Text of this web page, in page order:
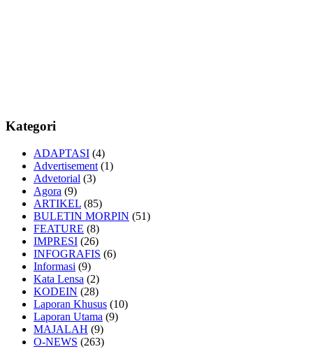
Kategori
ADAPTASI (4)
Advertisement (1)
Advetorial (3)
Agora (9)
ARTIKEL (85)
BULETIN MORPIN (51)
FEATURE (8)
IMPRESI (26)
INFOGRAFIS (6)
Informasi (9)
Kata Lensa (2)
KODEIN (28)
Laporan Khusus (10)
Laporan Utama (9)
MAJALAH (9)
O-NEWS (263)